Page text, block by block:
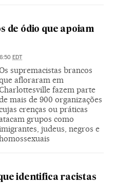
de ódio que apoiam
EDT
supremacistas brancos
afloraram em
fazem parte
mais de 900 organizações
crenças ou práticas
grupos como
judeus, negros e
identifica racistas